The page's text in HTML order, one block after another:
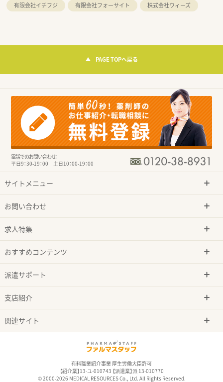
有限会社イチフジ
有限会社フォーサイト 株式会社ウィーズ
PAGE TOPへ戻る
電話でのお問い合わせ：
平日9：30-19：00 土日10：00-19：00
サイトメニュー
お問い合わせ
求人特集
おすすめコンテンツ
派遣サポート
支店紹介
関連サイト
有料職業紹介事業 厚生労働大臣許可
【紹介業】13-ユ-010743 【派遣業】派 13-010770
© 2000-2026 MEDICAL RESOURCES Co., Ltd. All Rights Reserved.